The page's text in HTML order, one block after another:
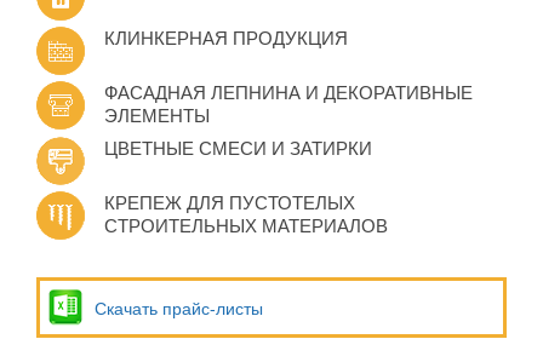
КЛИНКЕРНАЯ ПРОДУКЦИЯ
ФАСАДНАЯ ЛЕПНИНА И ДЕКОРАТИВНЫЕ
ЭЛЕМЕНТЫ
ЦВЕТНЫЕ СМЕСИ И ЗАТИРКИ
КРЕПЕЖ ДЛЯ ПУСТОТЕЛЫХ
СТРОИТЕЛЬНЫХ МАТЕРИАЛОВ
Скачать прайс-листы